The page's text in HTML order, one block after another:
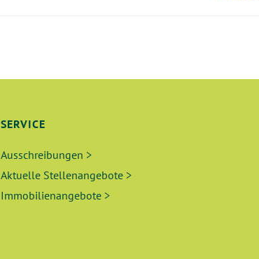
SERVICE
Ausschreibungen >
Aktuelle Stellenangebote >
Immobilienangebote >